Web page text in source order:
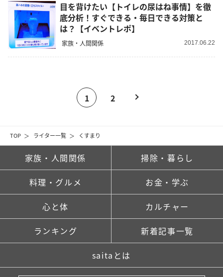
TOP ライター一覧 くすまり
目を背けたい【トイレの尿はね事情】を徹
底分析！すぐできる・毎日できる対策と
は？【イベントレポ】
家族・人間関係 2017.06.22
1 2
家族・人間関係 掃除・暮らし
料理・グルメ お金・学ぶ
心と体 カルチャー
ランキング 新着記事一覧
saitaとは